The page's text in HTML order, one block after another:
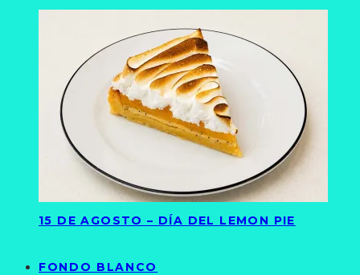
15 DE AGOSTO – DÍA DEL LEMON PIE
FONDO BLANCO